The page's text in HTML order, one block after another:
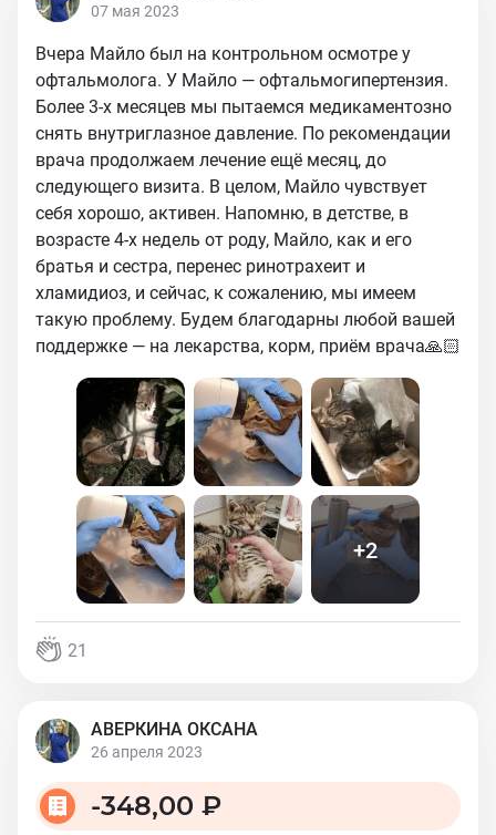
07 мая 2023
Вчера Майло был на контрольном осмотре у
офтальмолога. У Майло — офтальмогипертензия.
Более 3-х месяцев мы пытаемся медикаментозно
снять внутриглазное давление. По рекомендации
врача продолжаем лечение ещё месяц, до
следующего визита. В целом, Майло чувствует
себя хорошо, активен. Напомню, в детстве, в
возрасте 4-х недель от роду, Майло, как и его
братья и сестра, перенес ринотрахеит и
хламидиоз, и сейчас, к сожалению, мы имеем
такую проблему. Будем благодарны любой вашей
поддержке — на лекарства, корм, приём врача🙏🏻
+2
21
АВЕРКИНА ОКСАНА
26 апреля 2023
-348,00 ₽